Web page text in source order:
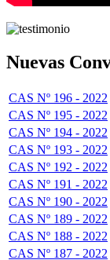
Nuevas
CAS Nº 196 - 2022
CAS Nº 195 - 2022
CAS Nº 194 - 2022
CAS Nº 193 - 2022
CAS Nº 192 - 2022
CAS Nº 191 - 2022
CAS Nº 190 - 2022
CAS Nº 189 - 2022
CAS Nº 188 - 2022
CAS Nº 187 - 2022